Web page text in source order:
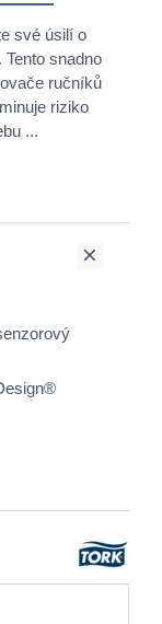
své úsilí o
snadno
ručníků
riziko
...